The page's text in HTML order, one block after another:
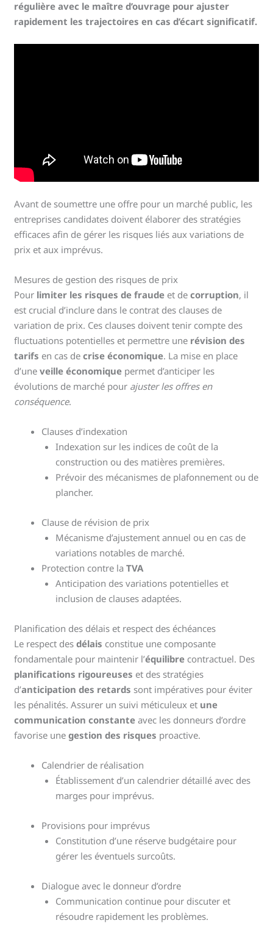
régulière avec le maître d’ouvrage pour ajuster
rapidement les trajectoires en cas d’écart significatif.
Avant de soumettre une offre pour un marché public, les
entreprises candidates doivent élaborer des stratégies
efficaces afin de gérer les risques liés aux variations de
prix et aux imprévus.
Mesures de gestion des risques de prix
Pour limiter les risques de fraude et decorruption, il
est crucial d’inclure dans le contrat des clauses de
variation de prix. Ces clauses doivent tenir compte des
fluctuations potentielles et permettre une révision des
tarifs en cas decrise économique. La mise en place
d’uneveille économique permet d’anticiper les
évolutions de marché pour ajuster les offres en
conséquence.
Clauses d’indexation
Indexation sur les indices de coût de la
construction ou des matières premières.
Prévoir des mécanismes de plafonnement ou de
plancher.
Clause de révision de prix
Mécanisme d’ajustement annuel ou en cas de
variations notables de marché.
Protection contre laTVA
Anticipation des variations potentielles et
inclusion de clauses adaptées.
Planification des délais et respect des échéances
Le respect desdélais constitue une composante
fondamentale pour maintenir l’équilibre contractuel. Des
planifications rigoureuses et des stratégies
d’anticipation des retards sont impératives pour éviter
les pénalités. Assurer un suivi méticuleux et une
communication constante avec les donneurs d’ordre
favorise unegestion des risques proactive.
Calendrier de réalisation
Établissement d’un calendrier détaillé avec des
marges pour imprévus.
Provisions pour imprévus
Constitution d’une réserve budgétaire pour
gérer les éventuels surcoûts.
Dialogue avec le donneur d’ordre
Communication continue pour discuter et
résoudre rapidement les problèmes.